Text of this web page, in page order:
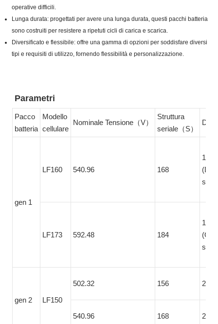
operative difficili.
Lunga durata: progettati per avere una lunga durata, questi pacchi batteria
sono costruiti per resistere a ripetuti cicli di carica e scarica.
Diversificato e flessibile: offre una gamma di opzioni per soddisfare diversi
tipi e requisiti di utilizzo, fornendo flessibilità e personalizzazione.
Parametri
Pacco
batteria
Modello
cellulare
Nominale Tensione（V）
Struttura
seriale（S）
gen 1
LF160 540.96 168
LF173 592.48 184
gen 2 LF150
502.32 156
540.96 168